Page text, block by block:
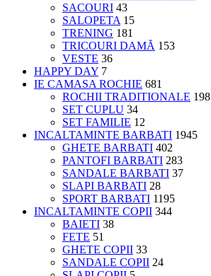
SACOURI 43
SALOPETA 15
TRENING 181
TRICOURI DAMĂ 153
VESTE 36
HAPPY DAY 7
IE CAMASA ROCHIE 681
ROCHII TRADITIONALE 198
SET CUPLU 34
SET FAMILIE 12
INCALTAMINTE BARBATI 1945
GHETE BARBATI 402
PANTOFI BARBATI 283
SANDALE BARBATI 37
SLAPI BARBATI 28
SPORT BARBATI 1195
INCALTAMINTE COPII 344
BAIETI 38
FETE 51
GHETE COPII 33
SANDALE COPII 24